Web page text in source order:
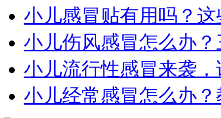
小儿感冒贴有用吗？
小儿伤风感冒怎么办
小儿流行性感冒来袭
小儿经常感冒怎么办